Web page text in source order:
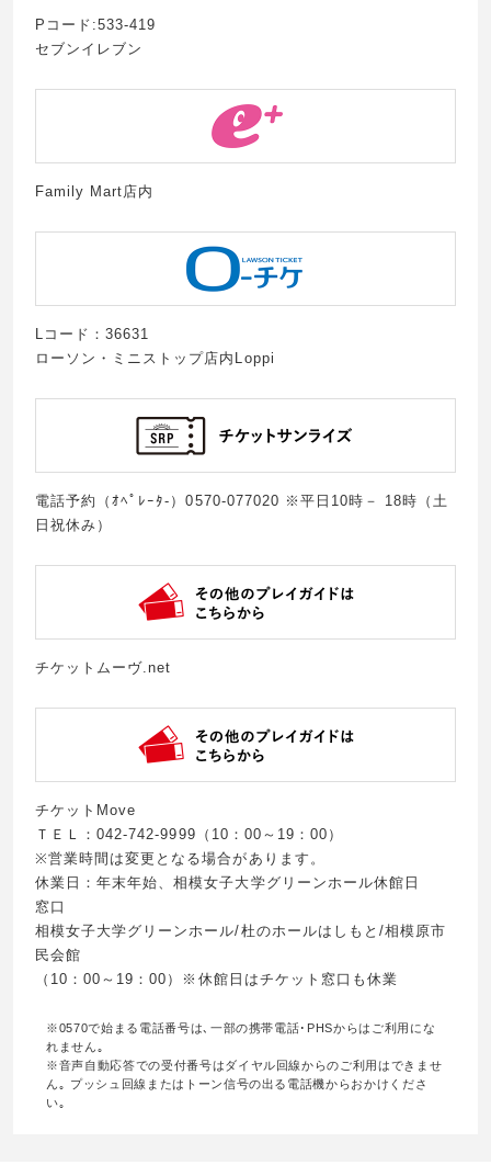
Pコード:533-419
セブンイレブン
Family Mart店内
Lコード：36631
ローソン・ミニストップ店内Loppi
電話予約（ｵﾍﾟﾚｰﾀ-）0570-077020 ※平日10時－ 18時（土
日祝休み）
チケットムーヴ.net
チケットMove
ＴＥＬ：042-742-9999（10：00～19：00）
※営業時間は変更となる場合があります。
休業日：年末年始、相模女子大学グリーンホール休館日
窓口
相模女子大学グリーンホール/杜のホールはしもと/相模原市
民会館
（10：00～19：00）※休館日はチケット窓口も休業
※0570で始まる電話番号は､一部の携帯電話･PHSからはご利用にな
れません｡
※音声自動応答での受付番号はダイヤル回線からのご利用はできませ
ん｡ プッシュ回線またはトーン信号の出る電話機からおかけくださ
い｡